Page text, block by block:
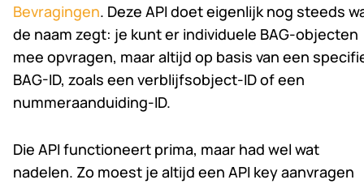
Bevragingen. Deze API doet eigenlijk nog steeds
de naam zegt: je kunt er individuele BAG-objecten
mee opvragen, maar altijd op basis van een
BAG-ID, zoals een verblijfsobject-ID of een
nummeraanduiding-ID.
Die API functioneert prima, maar had wel wat
nadelen. Zo moest je altijd een API key aanvragen